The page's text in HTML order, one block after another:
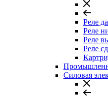
Реле
Реле
Реле
Реле
Силовая